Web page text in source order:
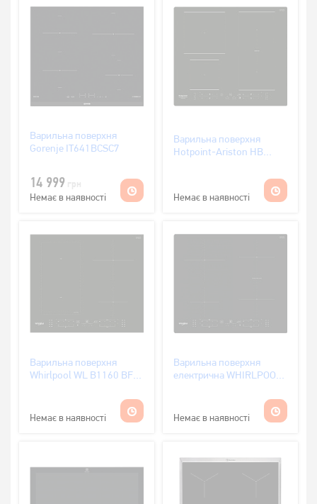
Варильна поверхня
Gorenje IT641BCSC7
14 999
Немає в наявності
Варильна поверхня
Hotpoint-Ariston HB
Немає в наявності
Варильна поверхня
Whirlpool WL B1160 BF
Немає в наявності
Варильна поверхня
електрична WHIRLPOOL
Немає в наявності